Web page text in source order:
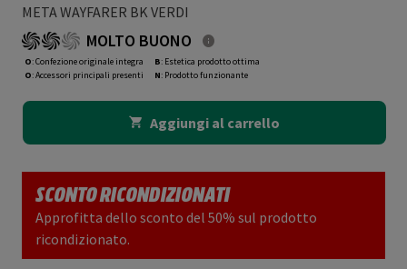
META WAYFARER BK VERDI
MOLTO BUONO
O: Confezione originale integra
O: Accessori principali presenti
B: Estetica prodotto ottima
N: Prodotto funzionante
Aggiungi al carrello
SCONTO RICONDIZIONATI
Approfitta dello sconto del 50% sul prodotto
ricondizionato.